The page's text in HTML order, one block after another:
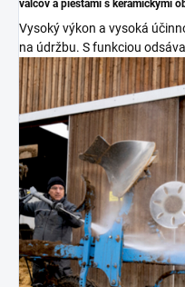
valcov a piestami s keramickými
Vysoký výkon a vysoká
na údržbu. S funkciou